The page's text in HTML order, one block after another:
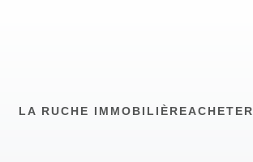
LA RUCHE IMMOBILIÈREACHETER